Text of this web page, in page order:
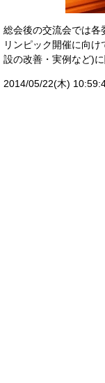
総会後の交流会では各
リンピック開催に向
設の改善・実例など)に
2014/05/22(木)